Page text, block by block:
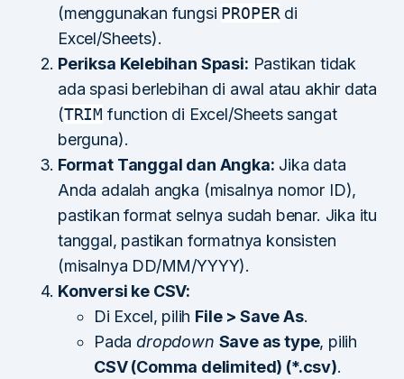
(menggunakan fungsi PROPER di
Excel/Sheets).
Periksa Kelebihan Spasi: Pastikan tidak
ada spasi berlebihan di awal atau akhir data
(TRIM function di Excel/Sheets sangat
berguna).
Format Tanggal dan Angka: Jika data
Anda adalah angka (misalnya nomor ID),
pastikan format selnya sudah benar. Jika itu
tanggal, pastikan formatnya konsisten
(misalnya DD/MM/YYYY).
Konversi ke CSV:
Di Excel, pilih File > Save As.
Padadropdown Save as type, pilih
CSV (Comma delimited) (*.csv).